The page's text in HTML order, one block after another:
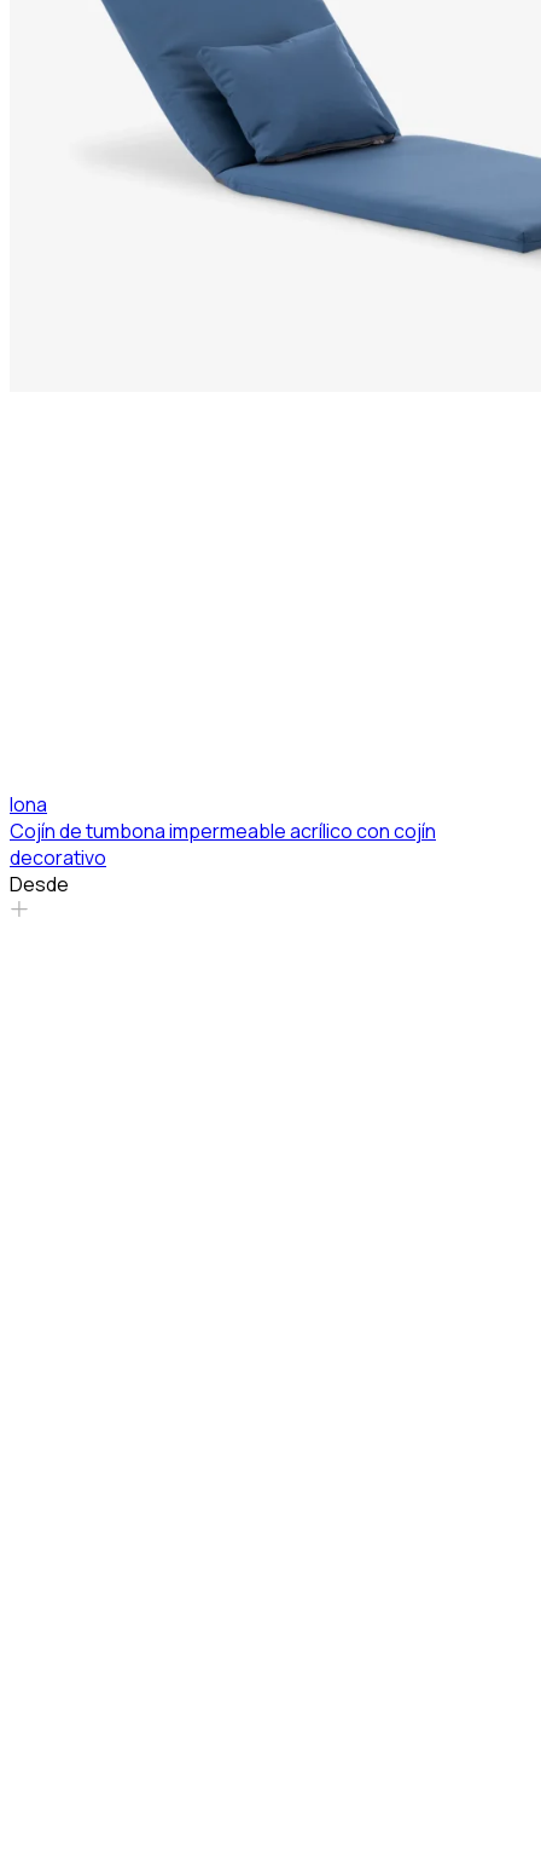
Iona
Cojín de tumbona impermeable acrílico con cojín
decorativo
Desde